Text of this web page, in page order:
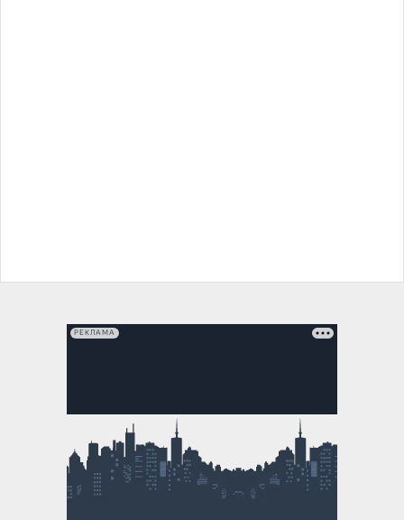
РЕКЛАМА